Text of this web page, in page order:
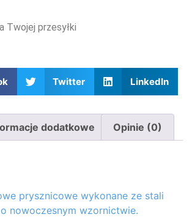
Twitter LinkedIn
Twojej przesyłki
dodatkowe Opinie (0)
prysznicowe wykonane ze stali
nowoczesnym wzornictwie.